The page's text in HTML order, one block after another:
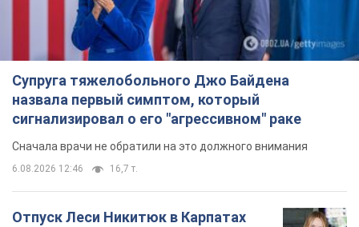
Супруга тяжелобольного Джо Байдена
назвала первый симптом, который
сигнализировал о его "агрессивном" раке
Сначала врачи не обратили на это должного внимания
6.08.2026 12:46 16,7 т.
Отпуск Леси Никитюк в Карпатах